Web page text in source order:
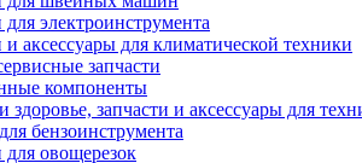
для электроинструмента
и аксессуары для климатической техники
запчасти
компоненты
здоровье, запчасти и аксессуары для
бензоинструмента
для овощерезок